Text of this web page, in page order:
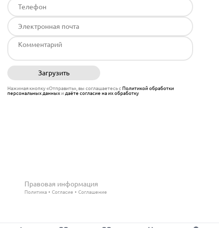
Загрузить
Нажимая кнопку «Отправить», вы соглашаетесь сПолитикой обработки
персональных данныхи даёте согласие на их обработку
Правовая информация
Политика Согласие Соглашение